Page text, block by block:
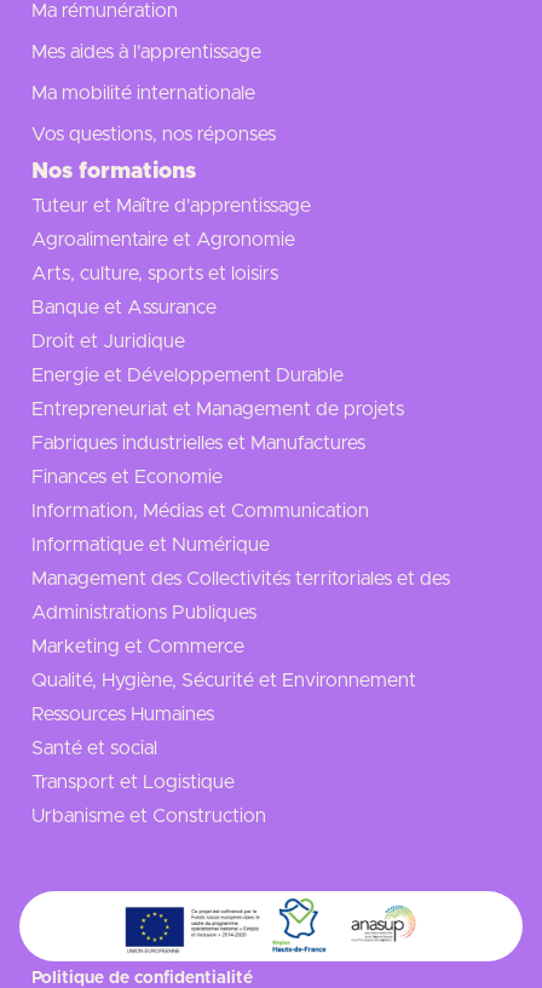
Ma rémunération
Mes aides à l'apprentissage
Ma mobilité internationale
Vos questions, nos réponses
Nos formations
Tuteur et Maître d'apprentissage
Agroalimentaire et Agronomie
Arts, culture, sports et loisirs
Banque et Assurance
Droit et Juridique
Energie et Développement Durable
Entrepreneuriat et Management de projets
Fabriques industrielles et Manufactures
Finances et Economie
Information, Médias et Communication
Informatique et Numérique
Management des Collectivités territoriales et des
Administrations Publiques
Marketing et Commerce
Qualité, Hygiène, Sécurité et Environnement
Ressources Humaines
Santé et social
Transport et Logistique
Urbanisme et Construction
Politique de confidentialité